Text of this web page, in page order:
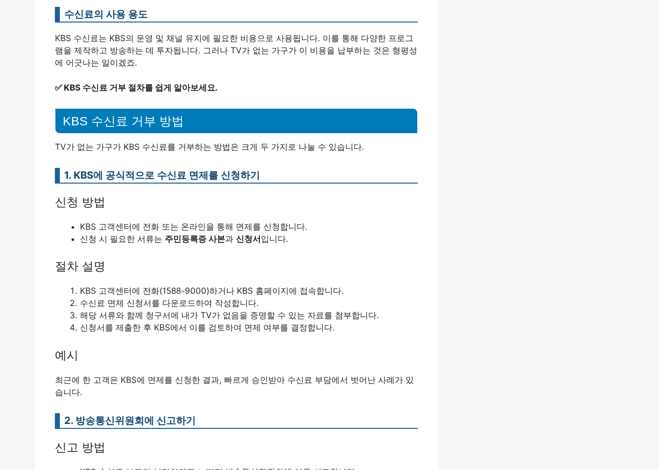
수신료의 사용 용도
KBS 수신료는 KBS의 운영 및 채널 유지에 필요한 비용으로 사용됩니다. 이를 통해 다양한 프로그
램을 제작하고 방송하는 데 투자됩니다. 그러나 TV가 없는 가구가 이 비용을 납부하는 것은 형평성
에 어긋나는 일이겠죠.
✅ KBS 수신료 거부 절차를 쉽게 알아보세요.
KBS 수신료 거부 방법
TV가 없는 가구가 KBS 수신료를 거부하는 방법은 크게 두 가지로 나눌 수 있습니다.
1. KBS에 공식적으로 수신료 면제를 신청하기
신청 방법
KBS 고객센터에 전화 또는 온라인을 통해 면제를 신청합니다.
신청 시 필요한 서류는 주민등록증 사본과 신청서입니다.
절차 설명
KBS 고객센터에 전화(1588-9000)하거나 KBS 홈페이지에 접속합니다.
수신료 면제 신청서를 다운로드하여 작성합니다.
해당 서류와 함께 청구서에 내가 TV가 없음을 증명할 수 있는 자료를 첨부합니다.
신청서를 제출한 후 KBS에서 이를 검토하여 면제 여부를 결정합니다.
예시
최근에 한 고객은 KBS에 면제를 신청한 결과, 빠르게 승인받아 수신료 부담에서 벗어난 사례가 있
습니다.
2. 방송통신위원회에 신고하기
신고 방법